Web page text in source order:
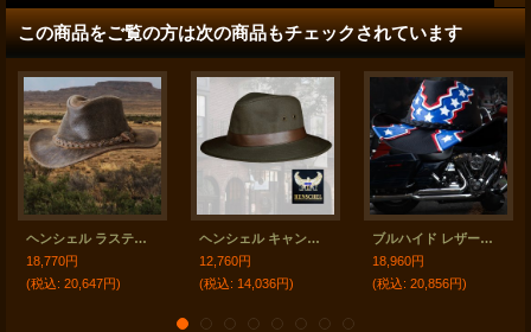
この商品をご覧の方は次の商品もチェックされています
ヘンシェル ラスティック レザー ハット（ブラウン）/Henschel Leather Hat(Brown)
18,770円
(税込: 20,647円)
ヘンシェル キャンバス ハット（モス）/Henschel Canvas Hat
12,760円
(税込: 14,036円)
ブルハイド レザーハット レベル（ブラック）/Bullhide Genuine Leather Hat
18,960円
(税込: 20,856円)